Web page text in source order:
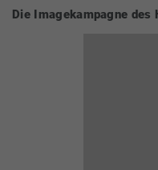
Die Imagekampagne